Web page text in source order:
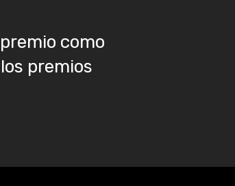
como
los premios